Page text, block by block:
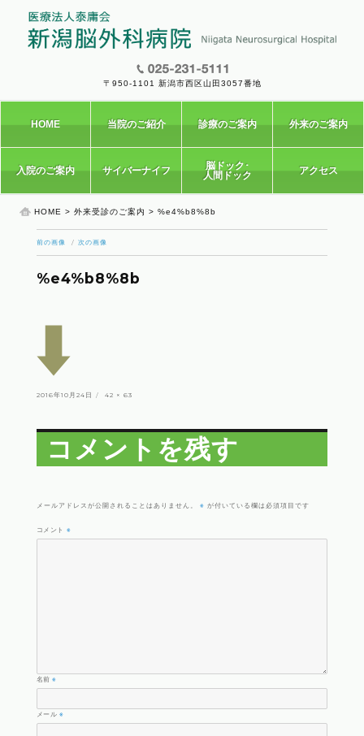
〒950-1101 新潟市西区山田3057番地
HOME 当院のご紹介 診療のご案内 外来のご案内
入院のご案内 サイバーナイフ
脳ドック･
人間ドック
アクセス
HOME > 外来受診のご案内 > %e4%b8%8b
前の画像 次の画像
%e4%b8%8b
投
2016年10月24日
フ
42 × 63
コメントを残す
メールアドレスが公開されることはありません。 ※ が付いている欄は必須項目です
コメント ※
名前※
メール※